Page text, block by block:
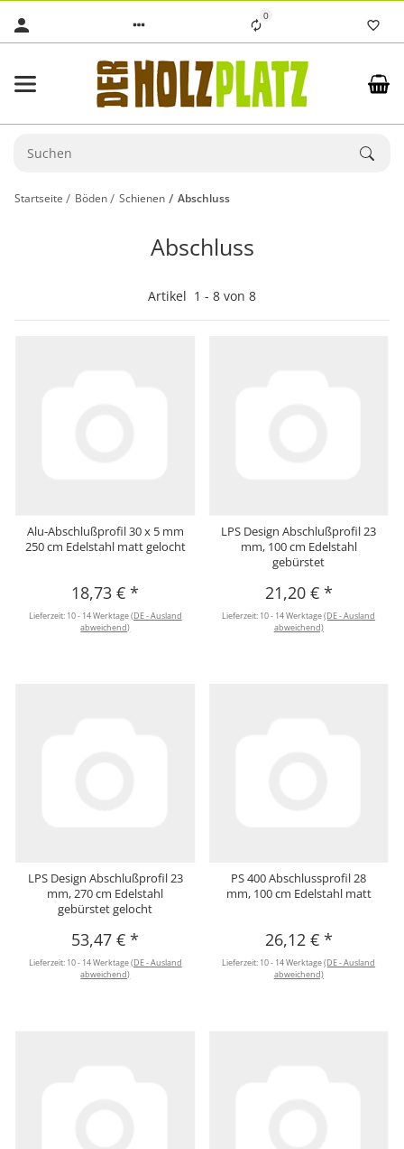
0
Startseite Böden Schienen Abschluss
Abschluss
Artikel 1 - 8 von 8
Alu-Abschlußprofil 30 x 5 mm
250 cm Edelstahl matt gelocht
18,73 €*
Lieferzeit: 10 - 14 Werktage(DE - Ausland
abweichend)
LPS Design Abschlußprofil 23
mm, 100 cm Edelstahl
gebürstet
21,20 € *
Lieferzeit: 10 - 14 Werktage(DE - Ausland
abweichend)
LPS Design Abschlußprofil 23
mm, 270 cm Edelstahl
gebürstet gelocht
53,47 €*
Lieferzeit: 10 - 14 Werktage(DE - Ausland
abweichend)
PS 400 Abschlussprofil 28
mm, 100 cm Edelstahl matt
26,12 € *
Lieferzeit: 10 - 14 Werktage(DE - Ausland
abweichend)